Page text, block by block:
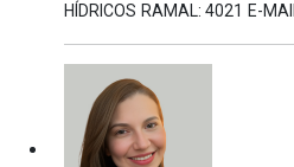
HÍDRICOS RAMAL: 4021 E-